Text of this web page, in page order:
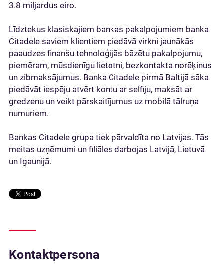
3.8 miljardus eiro.
Līdztekus klasiskajiem bankas pakalpojumiem banka
Citadele saviem klientiem piedāvā virkni jaunākās
paaudzes finanšu tehnoloģijās bāzētu pakalpojumu,
piemēram, mūsdienīgu lietotni, bezkontakta norēķinus
un zibmaksājumus. Banka Citadele pirmā Baltijā sāka
piedāvāt iespēju atvērt kontu ar selfiju, maksāt ar
gredzenu un veikt pārskaitījumus uz mobilā tālruņa
numuriem.
Bankas Citadele grupa tiek pārvaldīta no Latvijas. Tās
meitas uzņēmumi un filiāles darbojas Latvijā, Lietuvā
un Igaunijā.
Kontaktpersona